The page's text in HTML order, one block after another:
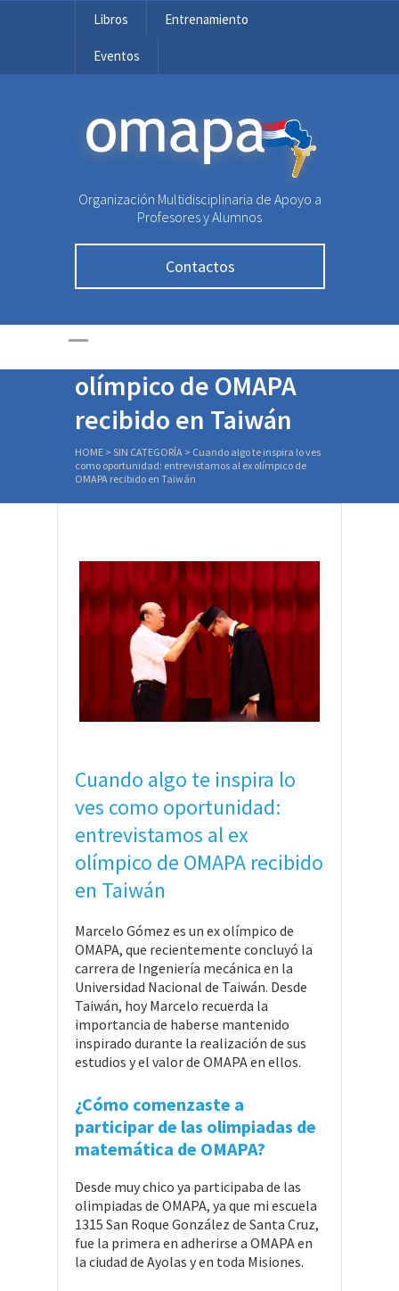
Libros Entrenamiento
Eventos
OMAPA
Organización Multidisciplinaria de Apoyo a
Profesores y Alumnos
Contactos
Cuando algo te
inspira lo ves como
oportunidad:
entrevistamos al ex
olímpico de OMAPA
recibido en Taiwán
HOME > SIN CATEGORÍA > Cuando algo te inspira lo ves
como oportunidad: entrevistamos al ex olímpico de
OMAPA recibido en Taiwán
Cuando algo te inspira lo
ves como oportunidad:
entrevistamos al ex
olímpico de OMAPA recibido
en Taiwán
Marcelo Gómez es un ex olímpico de
OMAPA, que recientemente concluyó la
carrera de Ingeniería mecánica en la
Universidad Nacional de Taiwán. Desde
Taiwán, hoy Marcelo recuerda la
importancia de haberse mantenido
inspirado durante la realización de sus
estudios y el valor de OMAPA en ellos.
¿Cómo comenzaste a
participar de las olimpiadas de
matemática de OMAPA?
Desde muy chico ya participaba de las
olimpiadas de OMAPA, ya que mi escuela
1315 San Roque González de Santa Cruz,
fue la primera en adherirse a OMAPA en
la ciudad de Ayolas y en toda Misiones.